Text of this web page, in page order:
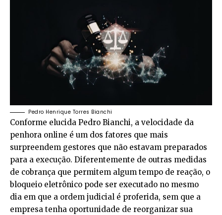
Pedro Henrique Torres Bianchi
Conforme elucida Pedro Bianchi, a velocidade da
penhora online é um dos fatores que mais
surpreendem gestores que não estavam preparados
para a execução. Diferentemente de outras medidas
de cobrança que permitem algum tempo de reação, o
bloqueio eletrônico pode ser executado no mesmo
dia em que a ordem judicial é proferida, sem que a
empresa tenha oportunidade de reorganizar sua